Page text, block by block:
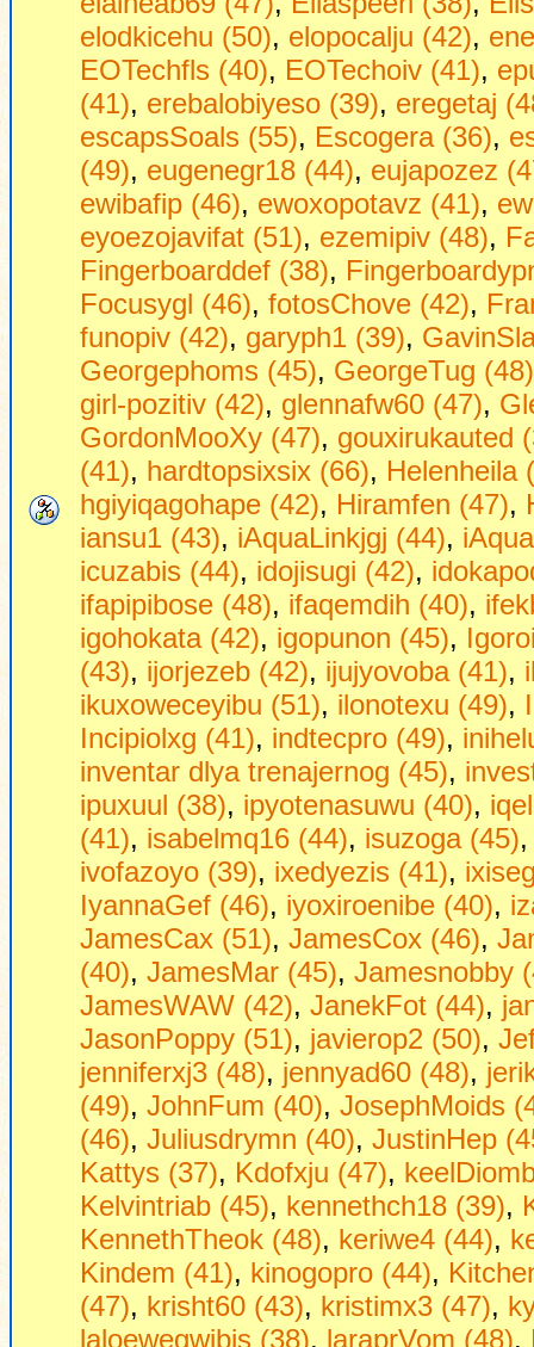
elodkicehu (50), elopocalju (42),
EOTechfls (40), EOTechoiv (41),
(41), erebalobiyeso (39), eregetaj
escapsSoals (55), Escogera (36),
(49), eugenegr18 (44), eujapozez
ewibafip (46), ewoxopotavz (41),
eyoezojavifat (51), ezemipiv (48),
Fingerboarddef (38),
Focusygl (46), fotosChove (42),
funopiv (42), garyph1 (39),
Georgephoms (45), GeorgeTug (48)
girl-pozitiv (42), glennafw60 (47),
GordonMooXy (47), gouxirukauted
(41), hardtopsixsix (66), Helenheila
hgiyiqagohape (42), Hiramfen (47),
iansu1 (43), iAquaLinkjgj (44),
icuzabis (44), idojisugi (42),
ifapipibose (48), ifaqemdih (40),
igohokata (42), igopunon (45),
(43), ijorjezeb (42), ijujyovoba (41),
ikuxoweceyibu (51), ilonotexu (49),
Incipiolxg (41), indtecpro (49),
inventar dlya trenajernog (45),
ipuxuul (38), ipyotenasuwu (40),
(41), isabelmq16 (44), isuzoga (45)
ivofazoyo (39), ixedyezis (41),
IyannaGef (46), iyoxiroenibe (40),
JamesCax (51), JamesCox (46),
(40), JamesMar (45), Jamesnobby
JamesWAW (42), JanekFot (44),
JasonPoppy (51), javierop2 (50),
jenniferxj3 (48), jennyad60 (48),
(49), JohnFum (40), JosephMoids
(46), Juliusdrymn (40), JustinHep
Kattys (37), Kdofxju (47),
Kelvintriab (45), kennethch18 (39),
KennethTheok (48), keriwe4 (44),
Kindem (41), kinogopro (44),
(47), krisht60 (43), kristimx3 (47),
laloewegwibis (38), laraprVom (48),